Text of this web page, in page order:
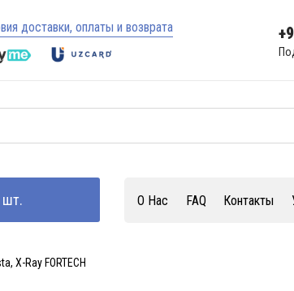
доставки, оплаты и возврата
шт. О Нас FAQ Контакты
X-Ray FORTECH